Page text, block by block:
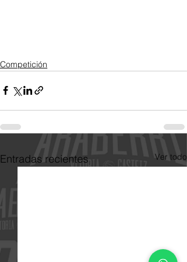
Competición
Entradas recientes Ver todo